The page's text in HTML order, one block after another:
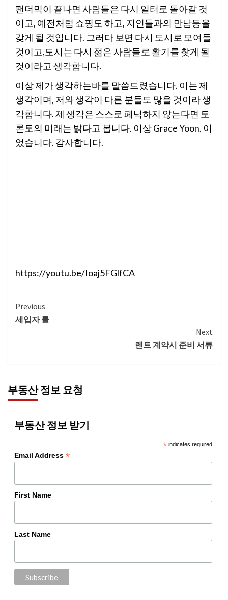
팬더믹이 끝나면 사람들은 다시 일터로 돌아갈 것
이고, 예전처럼 쇼핑도 하고, 지인들과의 만남등을
갖게 될 것입니다. 그러다 보면 다시 도시로 모여들
것이고,도시는 다시 젊은 사람들로 활기를 찾게 될
것이라고 생각합니다.
이상 제가 생각하는바를 말씀드렸습니다. 이는 제
생각이며, 저와 생각이 다른 분들도 많을 것이라 생
각합니다. 제 생각은 스스로 페닉하지 않는다면 토
론토의 미래는 밝다고 봅니다. 이상 Grace Yoon. 이
었습니다. 감사합니다.
https://youtu.be/Ioaj5FGlfCA
Continue
Reading
Previous
세입자 룰
Next
렌트 계약시 준비 서류
부동산 정보 요청
부동산 정보 받기
*indicates required
Email Address *
First Name
Last Name